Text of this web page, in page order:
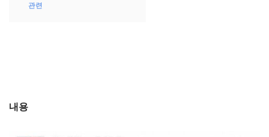
관련
내용